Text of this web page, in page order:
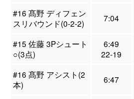
#16 髙野 ディフェン
スリバウンド(0-2-2)
7:04
#15 佐藤 3Pシュート
○(3点)
6:49
22-19
#16 髙野 アシスト(2
本)
6:47